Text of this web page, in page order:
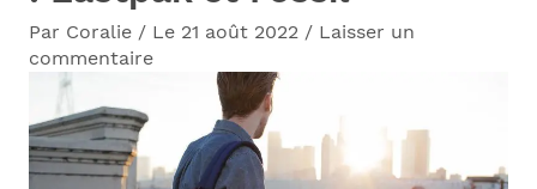
Par Coralie / Le 21 août 2022 / Laisser un
commentaire